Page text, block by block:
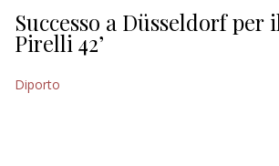
Successo a Düsseldorf per
Pirelli 42’
Diporto